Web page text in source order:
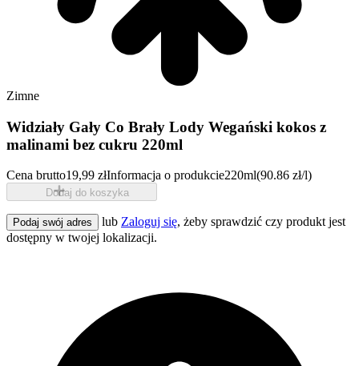
Zimne
Widziały Gały Co Brały Lody Wegański kokos z
malinami bez cukru 220ml
Cena brutto19,99 złInformacja o produkcie220ml(90.86 zł/l)
Dodaj do koszyka
Podaj swój adres lub Zaloguj się, żeby sprawdzić czy produkt jest
dostępny w twojej lokalizacji.